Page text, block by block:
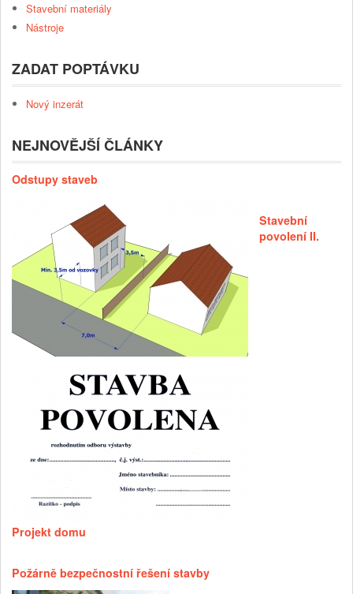
Stavební materiály
Nástroje
ZADAT POPTÁVKU
Nový inzerát
NEJNOVĚJŠÍ ČLÁNKY
Odstupy staveb
Stavební
povolení II.
Projekt domu
Požárně bezpečnostní řešení stavby